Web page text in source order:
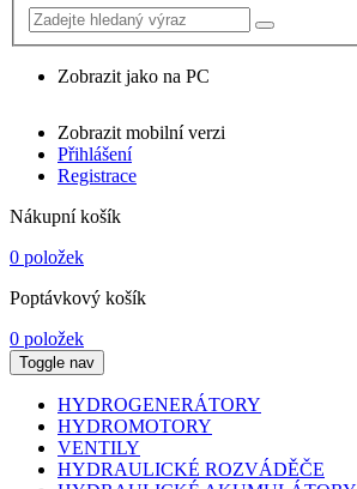
Zobrazit jako na PC
Zobrazit mobilní verzi
Přihlášení
Registrace
Nákupní košík
0 položek
Poptávkový košík
0 položek
Toggle nav
HYDROGENERÁTORY
HYDROMOTORY
VENTILY
HYDRAULICKÉ ROZVÁDĚČE